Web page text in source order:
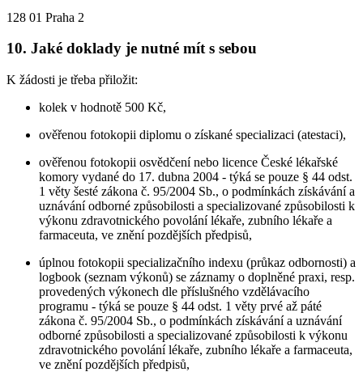
128 01 Praha 2
10. Jaké doklady je nutné mít s sebou
K žádosti je třeba přiložit:
kolek v hodnotě 500 Kč,
ověřenou fotokopii diplomu o získané specializaci (atestaci),
ověřenou fotokopii osvědčení nebo licence České lékařské
komory vydané do 17. dubna 2004 - týká se pouze § 44 odst.
1 věty šesté zákona č. 95/2004 Sb., o podmínkách získávání a
uznávání odborné způsobilosti a specializované způsobilosti k
výkonu zdravotnického povolání lékaře, zubního lékaře a
farmaceuta, ve znění pozdějších předpisů,
úplnou fotokopii specializačního indexu (průkaz odbornosti) a
logbook (seznam výkonů) se záznamy o doplněné praxi, resp.
provedených výkonech dle příslušného vzdělávacího
programu - týká se pouze § 44 odst. 1 věty prvé až páté
zákona č. 95/2004 Sb., o podmínkách získávání a uznávání
odborné způsobilosti a specializované způsobilosti k výkonu
zdravotnického povolání lékaře, zubního lékaře a farmaceuta,
ve znění pozdějších předpisů,